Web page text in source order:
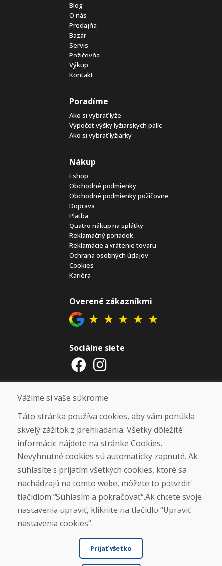
Blog
O nás
Predajňa
Bazár
Servis
Požičovňa
Výkup
Kontakt
Poradíme
Ako si vybrať lyže
Výpočet výšky lyžiarskych palíc
Ako si vybrať lyžiarky
Nákup
Eshop
Obchodné podmienky
Obchodné podmienky požičovne
Doprava
Platba
Quatro nákup na splátky
Reklamačný poriadok
Reklamácie a vrátenie tovaru
Ochrana osobných údajov
Cookies
Kariéra
Overené zákazníkmi
★ ★ ★ ★ ★
Sociálne siete
Otváracie hodiny
UKONČENÁ. ĎAKUJEME VÁM ZA
PRIAZEŇ A TEŠÍME SA NA VÁS OPÄŤ
OD 14. 9. 2026.
Nájsť na Google mape
Vážime si vaše súkromie
Táto stránka používa cookies, aby vám ponúkla
skvelý zážitok z prehliadania. Všetky dôležité
informácie nájdete na stránke Cookies.
Nevyhnutné cookies sú automaticky zapnuté. Ak
súhlasíte s prijatím všetkých cookies, ktoré sa
nachádzajú na tomto webe, môžete to potvrdiť
tlačidlom “Súhlasím a pokračovať“.Ak chcete svoje
nastavenia upraviť, kliknite na tlačidlo “Upraviť
nastavenia cookies“.
Prijať všetko